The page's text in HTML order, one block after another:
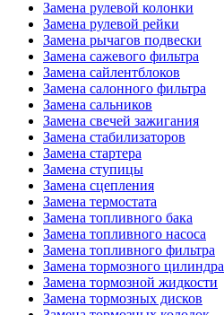
Замена рулевой колонки
Замена рулевой рейки
Замена рычагов подвески
Замена сажевого фильтра
Замена сайлентблоков
Замена салонного фильтра
Замена сальников
Замена свечей зажигания
Замена стабилизаторов
Замена стартера
Замена ступицы
Замена сцепления
Замена термостата
Замена топливного бака
Замена топливного насоса
Замена топливного фильтра
Замена тормозного цилиндра
Замена тормозной жидкости
Замена тормозных дисков